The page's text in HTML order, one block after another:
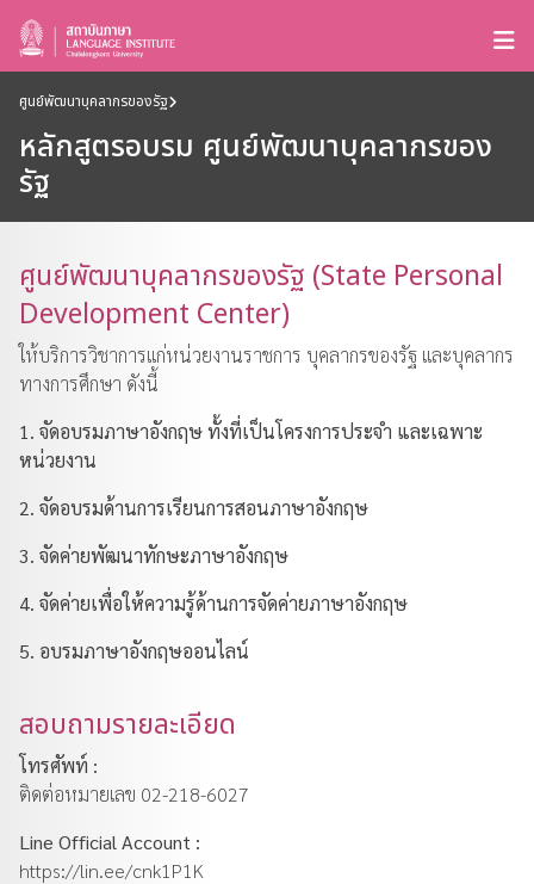
ศูนย์พัฒนาบุคลากรของรัฐ
หลักสูตรอบรม ศูนย์พัฒนาบุคลากรของ
รัฐ
ศูนย์พัฒนาบุคลากรของรัฐ (State Personal
Development Center)
ให้บริการวิชาการแก่หน่วยงานราชการ บุคลากรของรัฐ และบุคลากร
ทางการศึกษา ดังนี้
1. จัดอบรมภาษาอังกฤษ ทั้งที่เป็นโครงการประจำ และเฉพาะ
หน่วยงาน
2. จัดอบรมด้านการเรียนการสอนภาษาอังกฤษ
3. จัดค่ายพัฒนาทักษะภาษาอังกฤษ
4. จัดค่ายเพื่อให้ความรู้ด้านการจัดค่ายภาษาอังกฤษ
5. อบรมภาษาอังกฤษออนไลน์
สอบถามรายละเอียด
โทรศัพท์ :
ติดต่อหมายเลข 02-218-6027
Line Official Account :
https://lin.ee/cnk1P1K